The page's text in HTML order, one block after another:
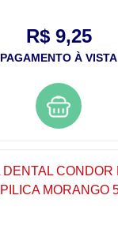
R$ 9,25
PAGAMENTO À VISTA